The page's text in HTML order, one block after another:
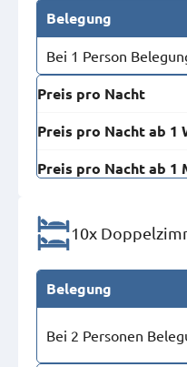
Belegung
Bei 1 Person
Preis pro Nacht
Preis pro Nacht ab 1
Preis pro Nacht ab 1
10x
Belegung
Bei 2 Personen